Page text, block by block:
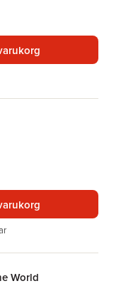
World